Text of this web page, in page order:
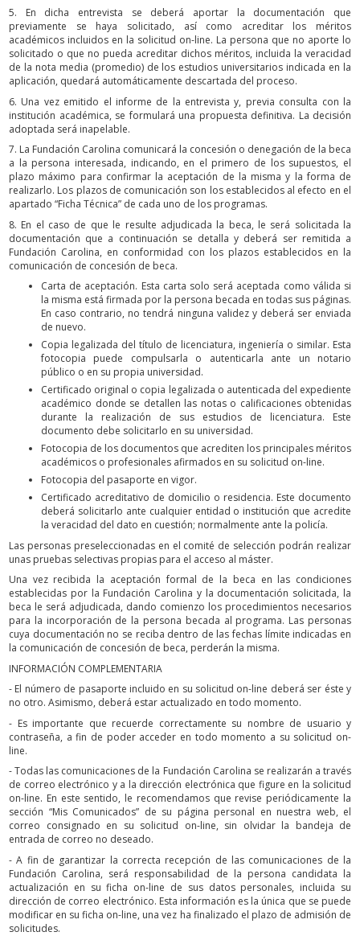
5. En dicha entrevista se deberá aportar la documentación que
previamente se haya solicitado, así como acreditar los méritos
académicos incluidos en la solicitud on-line. La persona que no aporte lo
solicitado o que no pueda acreditar dichos méritos, incluida la veracidad
de la nota media (promedio) de los estudios universitarios indicada en la
aplicación, quedará automáticamente descartada del proceso.
6. Una vez emitido el informe de la entrevista y, previa consulta con la
institución académica, se formulará una propuesta definitiva. La decisión
adoptada será inapelable.
7. La Fundación Carolina comunicará la concesión o denegación de la beca
a la persona interesada, indicando, en el primero de los supuestos, el
plazo máximo para confirmar la aceptación de la misma y la forma de
realizarlo. Los plazos de comunicación son los establecidos al efecto en el
apartado “Ficha Técnica” de cada uno de los programas.
8. En el caso de que le resulte adjudicada la beca, le será solicitada la
documentación que a continuación se detalla y deberá ser remitida a
Fundación Carolina, en conformidad con los plazos establecidos en la
comunicación de concesión de beca.
Carta de aceptación. Esta carta solo será aceptada como válida si
la misma está firmada por la persona becada en todas sus páginas.
En caso contrario, no tendrá ninguna validez y deberá ser enviada
de nuevo.
Copia legalizada del título de licenciatura, ingeniería o similar. Esta
fotocopia puede compulsarla o autenticarla ante un notario
público o en su propia universidad.
Certificado original o copia legalizada o autenticada del expediente
académico donde se detallen las notas o calificaciones obtenidas
durante la realización de sus estudios de licenciatura. Este
documento debe solicitarlo en su universidad.
Fotocopia de los documentos que acrediten los principales méritos
académicos o profesionales afirmados en su solicitud on-line.
Fotocopia del pasaporte en vigor.
Certificado acreditativo de domicilio o residencia. Este documento
deberá solicitarlo ante cualquier entidad o institución que acredite
la veracidad del dato en cuestión; normalmente ante la policía.
Las personas preseleccionadas en el comité de selección podrán realizar
unas pruebas selectivas propias para el acceso al máster.
Una vez recibida la aceptación formal de la beca en las condiciones
establecidas por la Fundación Carolina y la documentación solicitada, la
beca le será adjudicada, dando comienzo los procedimientos necesarios
para la incorporación de la persona becada al programa. Las personas
cuya documentación no se reciba dentro de las fechas límite indicadas en
la comunicación de concesión de beca, perderán la misma.
INFORMACIÓN COMPLEMENTARIA
- El número de pasaporte incluido en su solicitud on-line deberá ser éste y
no otro. Asimismo, deberá estar actualizado en todo momento.
- Es importante que recuerde correctamente su nombre de usuario y
contraseña, a fin de poder acceder en todo momento a su solicitud on-
line.
- Todas las comunicaciones de la Fundación Carolina se realizarán a través
de correo electrónico y a la dirección electrónica que figure en la solicitud
on-line. En este sentido, le recomendamos que revise periódicamente la
sección “Mis Comunicados” de su página personal en nuestra web, el
correo consignado en su solicitud on-line, sin olvidar la bandeja de
entrada de correo no deseado.
- A fin de garantizar la correcta recepción de las comunicaciones de la
Fundación Carolina, será responsabilidad de la persona candidata la
actualización en su ficha on-line de sus datos personales, incluida su
dirección de correo electrónico. Esta información es la única que se puede
modificar en su ficha on-line, una vez ha finalizado el plazo de admisión de
solicitudes.